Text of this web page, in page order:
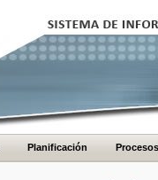
Planificación Procesos